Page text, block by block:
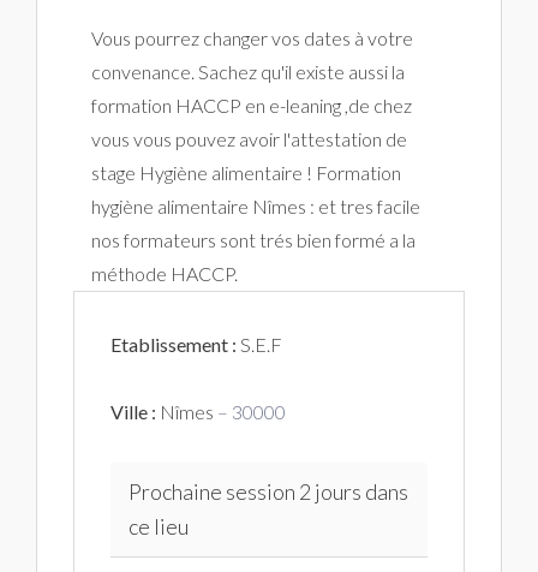
Vous pourrez changer vos dates à votre
convenance. Sachez qu'il existe aussi la
formation HACCP en e-leaning ,de chez
vous vous pouvez avoir l'attestation de
stage Hygiène alimentaire ! Formation
hygiène alimentaire Nîmes : et tres facile
nos formateurs sont trés bien formé a la
méthode HACCP.
Etablissement : S.E.F
Ville : Nîmes – 30000
Prochaine session 2 jours dans
ce lieu